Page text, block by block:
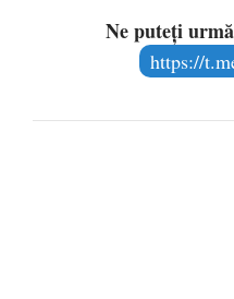
Ne puteți
https://